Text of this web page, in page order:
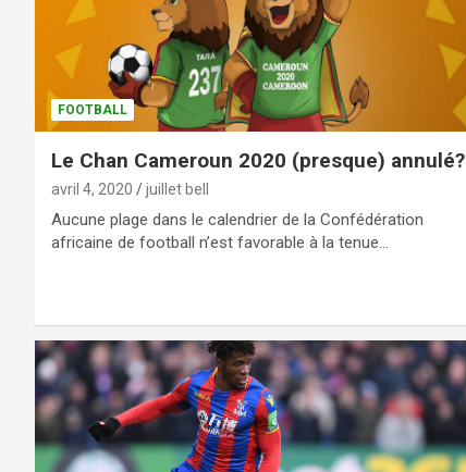
FOOTBALL
Le Chan Cameroun 2020 (presque) annulé?
avril 4, 2020 juillet bell
Aucune plage dans le calendrier de la Confédération
africaine de football n’est favorable à la tenue…